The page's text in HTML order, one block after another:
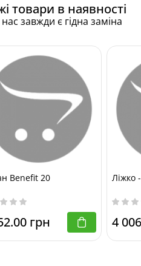
Із Задньою
Диван Єврокнижка
товари в наявності
завжди є гідна заміна
Benefit 20
грн
Ліжко
4